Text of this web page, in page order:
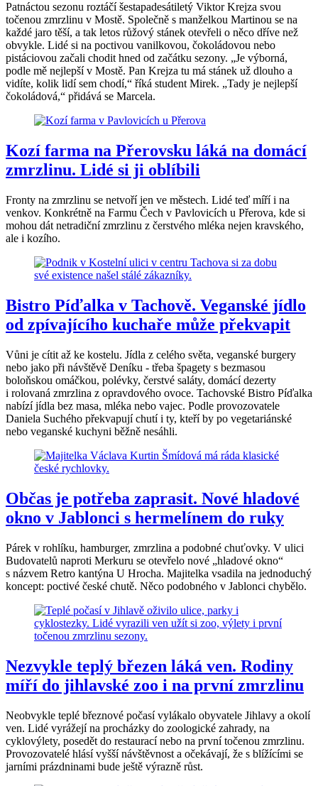
Patnáctou sezonu roztáčí šestapadesátiletý Viktor Krejza svou
točenou zmrzlinu v Mostě. Společně s manželkou Martinou se na
každé jaro těší, a tak letos růžový stánek otevřeli o něco dříve než
obvykle. Lidé si na poctivou vanilkovou, čokoládovou nebo
pistáciovou začali chodit hned od začátku sezony. „Je výborná,
podle mě nejlepší v Mostě. Pan Krejza tu má stánek už dlouho a
vidíte, kolik lidí sem chodí,“ říká student Mirek. „Tady je nejlepší
čokoládová,“ přidává se Marcela.
Kozí farma na Přerovsku láká na domácí
zmrzlinu. Lidé si ji oblíbili
Fronty na zmrzlinu se netvoří jen ve městech. Lidé teď míří i na
venkov. Konkrétně na Farmu Čech v Pavlovicích u Přerova, kde si
mohou dát netradiční zmrzlinu z čerstvého mléka nejen kravského,
ale i kozího.
Bistro Píďalka v Tachově. Veganské jídlo
od zpívajícího kuchaře může překvapit
Vůni je cítit až ke kostelu. Jídla z celého světa, veganské burgery
nebo jako při návštěvě Deníku - třeba špagety s bezmasou
boloňskou omáčkou, polévky, čerstvé saláty, domácí dezerty
i rolovaná zmrzlina z opravdového ovoce. Tachovské Bistro Píďalka
nabízí jídla bez masa, mléka nebo vajec. Podle provozovatele
Daniela Suchého překvapují chutí i ty, kteří by po vegetariánské
nebo veganské kuchyni běžně nesáhli.
Občas je potřeba zaprasit. Nové hladové
okno v Jablonci s hermelínem do ruky
Párek v rohlíku, hamburger, zmrzlina a podobné chuťovky. V ulici
Budovatelů naproti Merkuru se otevřelo nové „hladové okno“
s názvem Retro kantýna U Hrocha. Majitelka vsadila na jednoduchý
koncept: poctivé české chutě. Něco podobného v Jablonci chybělo.
Nezvykle teplý březen láká ven. Rodiny
míří do jihlavské zoo i na první zmrzlinu
Neobvykle teplé březnové počasí vylákalo obyvatele Jihlavy a okolí
ven. Lidé vyrážejí na procházky do zoologické zahrady, na
cyklovýlety, posedět do restaurací nebo na první točenou zmrzlinu.
Provozovatelé hlásí vyšší návštěvnost a očekávají, že s blížícími se
jarními prázdninami bude ještě výrazně růst.